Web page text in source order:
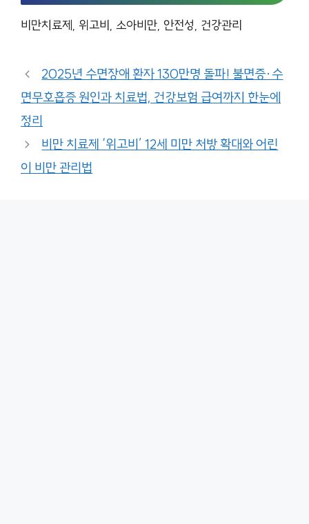
비만치료제, 위고비, 소아비만, 안전성, 건강관리
2025년 수면장애 환자 130만명 돌파! 불면증·수
면무호흡증 원인과 치료법, 건강보험 급여까지 한눈에
정리
비만 치료제 ‘위고비’ 12세 미만 처방 확대와 어린
이 비만 관리법